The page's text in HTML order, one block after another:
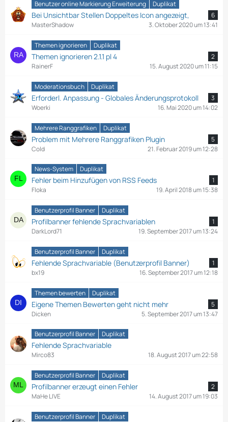
Benutzer online Markierung Erweiterung Duplikat
Bei Unsichtbar Stellen Doppeltes Icon angezeigt,
6
MasterShadow
3. Oktober 2020 um 13:41
Themen ignorieren Duplikat
Themen ignorieren 2.1.1 pl 4
2
RainerF
15. August 2020 um 11:15
Moderationsbuch Duplikat
Erforderl. Anpassung - Globales Änderungsprotokoll
3
Woerki
16. Mai 2020 um 14:02
Mehrere Ranggrafiken Duplikat
Problem mit Mehrere Ranggrafiken Plugin
5
Cold
21. Februar 2019 um 12:28
News-System Duplikat
Fehler beim Hinzufügen von RSS Feeds
1
Floka
19. April 2018 um 15:38
Benutzerprofil Banner Duplikat
Profilbanner fehlende Sprachvariablen
1
DarkLord71
19. September 2017 um 13:24
Benutzerprofil Banner Duplikat
Fehlende Sprachvariable (Benutzerprofil Banner)
1
bx19
16. September 2017 um 12:18
Themen bewerten Duplikat
Eigene Themen Bewerten geht nicht mehr
5
Dicken
5. September 2017 um 13:47
Benutzerprofil Banner Duplikat
Fehlende Sprachvariable
Mirco83 18. August 2017 um 22:58
Benutzerprofil Banner Duplikat
Profilbanner erzeugt einen Fehler
2
MaHe LIVE
14. August 2017 um 19:03
Benutzerprofil Banner Duplikat